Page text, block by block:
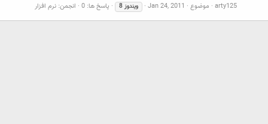
arty125 موضوع Jan 24, 2011 ویندوز 8 پاسخ ها: 0 انجمن: نرم افزار